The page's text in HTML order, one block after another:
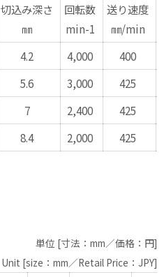
切込み深さ
㎜
回転数
min-1
送り速度
㎜/min
4.2 4,000
400
5.6 3,000
425
7 2,400
425
8.4 2,000 425
単位 [寸法：mm／価格：円]
Unit [size：mm／Retail Price：JPY]